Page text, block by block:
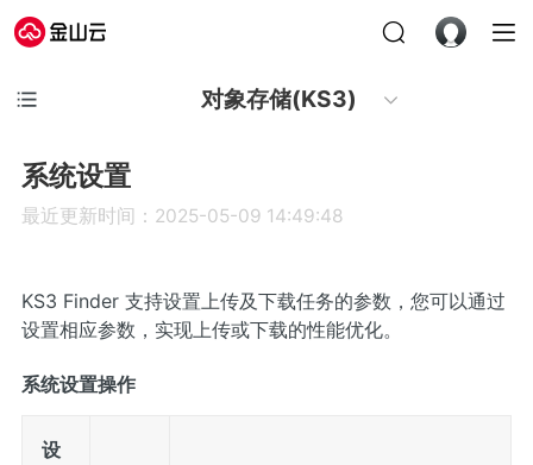
对象存储(KS3)
系统设置
最近更新时间：2025-05-09 14:49:48
KS3 Finder 支持设置上传及下载任务的参数，您可以通过
设置相应参数，实现上传或下载的性能优化。
系统设置操作
设